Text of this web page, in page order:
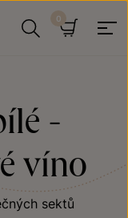
-
víno
sektů